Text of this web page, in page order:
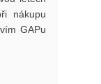
nákupu
GAPu